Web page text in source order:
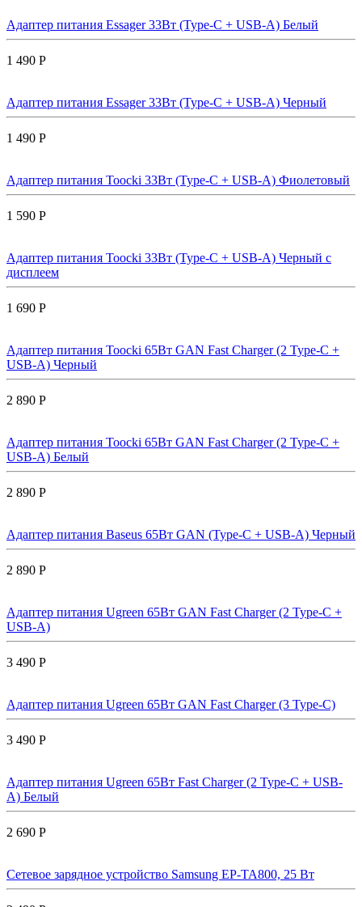
Адаптер питания Essager 33Вт (Type-C + USB-A) Белый
1 490 Р
Адаптер питания Essager 33Вт (Type-C + USB-A) Черный
1 490 Р
Адаптер питания Toocki 33Вт (Type-C + USB-A) Фиолетовый
1 590 Р
Адаптер питания Toocki 33Вт (Type-C + USB-A) Черный с
дисплеем
1 690 Р
Адаптер питания Toocki 65Вт GAN Fast Charger (2 Type-C +
USB-A) Черный
2 890 Р
Адаптер питания Toocki 65Вт GAN Fast Charger (2 Type-C +
USB-A) Белый
2 890 Р
Адаптер питания Baseus 65Вт GAN (Type-C + USB-A) Черный
2 890 Р
Адаптер питания Ugreen 65Вт GAN Fast Charger (2 Type-C +
USB-A)
3 490 Р
Адаптер питания Ugreen 65Вт GAN Fast Charger (3 Type-C)
3 490 Р
Адаптер питания Ugreen 65Вт Fast Charger (2 Type-C + USB-
A) Белый
2 690 Р
Сетевое зарядное устройство Samsung EP-TA800, 25 Вт